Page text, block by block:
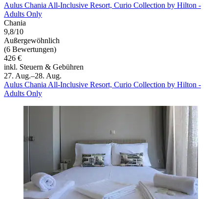
Aulus Chania All-Inclusive Resort, Curio Collection by Hilton -
Adults Only
Chania
9,8/10
Außergewöhnlich
(6 Bewertungen)
426 €
inkl. Steuern & Gebühren
27. Aug.–28. Aug.
Aulus Chania All-Inclusive Resort, Curio Collection by Hilton -
Adults Only